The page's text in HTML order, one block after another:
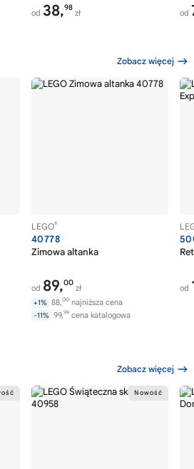
od 38,98
zł od
Zobacz więcej
LEGO®
40778
Zimowa altanka
od 89,00
zł
+1% 88,00 najniższa cena
-11% 99,99 cena katalogowa
od
Zobacz więcej